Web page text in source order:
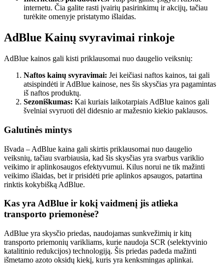
internetu. Čia galite rasti įvairių pasirinkimų ir akcijų, tačiau
turėkite omenyje pristatymo išlaidas.
AdBlue Kainų svyravimai rinkoje
AdBlue kainos gali kisti priklausomai nuo daugelio veiksnių:
Naftos kainų svyravimai: Jei keičiasi naftos kainos, tai gali
atsispindėti ir AdBlue kainose, nes šis skysčias yra pagamintas
iš naftos produktų.
Sezoniškumas: Kai kuriais laikotarpiais AdBlue kainos gali
švelniai svyruoti dėl didesnio ar mažesnio kiekio paklausos.
Galutinės mintys
Išvada – AdBlue kaina gali skirtis priklausomai nuo daugelio
veiksnių, tačiau svarbiausia, kad šis skysčias yra svarbus variklio
veikimo ir aplinkosaugos efektyvumui. Kilus norui ne tik mažinti
veikimo išlaidas, bet ir prisidėti prie aplinkos apsaugos, patartina
rinktis kokybišką AdBlue.
Kas yra AdBlue ir kokį vaidmenį jis atlieka
transporto priemonėse?
AdBlue yra skysčio priedas, naudojamas sunkvežimių ir kitų
transporto priemonių varikliams, kurie naudoja SCR (selektyvinio
katalitinio redukcijos) technologiją. Šis priedas padeda mažinti
išmetamo azoto oksidų kiekį, kuris yra kenksmingas aplinkai.